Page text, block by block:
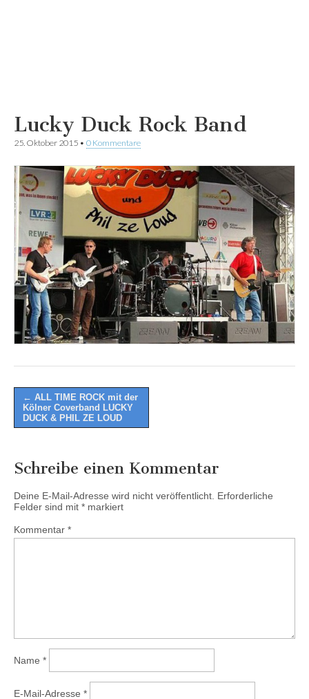
Lucky Duck Rock Band
25. Oktober 2015 • 0 Kommentare
Post
navigation
← ALL TIME ROCK mit der
Kölner Coverband LUCKY
DUCK & PHIL ZE LOUD
Schreibe einen Kommentar
Deine E-Mail-Adresse wird nicht veröffentlicht. Erforderliche
Felder sind mit * markiert
Kommentar *
Name *
E-Mail-Adresse *